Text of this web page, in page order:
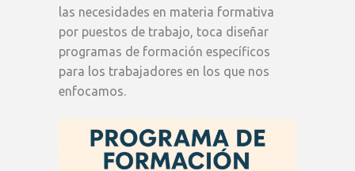
las necesidades en materia formativa
por puestos de trabajo, toca diseñar
programas de formación específicos
para los trabajadores en los que nos
enfocamos.